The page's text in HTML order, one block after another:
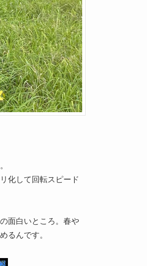
化して回転スピード
面白いところ。春や
るんです。